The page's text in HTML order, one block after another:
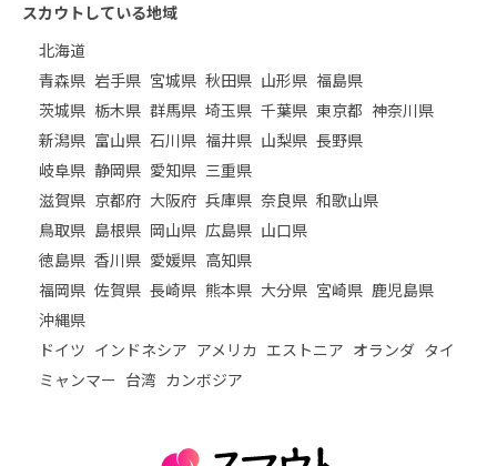
スカウトしている地域
北海道
青森県 岩手県 宮城県 秋田県 山形県 福島県
茨城県 栃木県 群馬県 埼玉県 千葉県 東京都 神奈川県
新潟県 富山県 石川県 福井県 山梨県 長野県
岐阜県 静岡県 愛知県 三重県
滋賀県 京都府 大阪府 兵庫県 奈良県 和歌山県
鳥取県 島根県 岡山県 広島県 山口県
徳島県 香川県 愛媛県 高知県
福岡県 佐賀県 長崎県 熊本県 大分県 宮崎県 鹿児島県
沖縄県
ドイツ インドネシア アメリカ エストニア オランダ タイ
ミャンマー 台湾 カンボジア